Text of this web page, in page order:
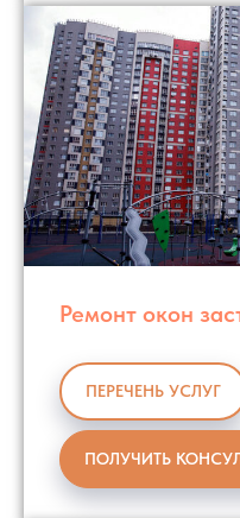
Ремонт окон
ПЕРЕЧЕНЬ УСЛУГ
ПОЛУЧИТЬ